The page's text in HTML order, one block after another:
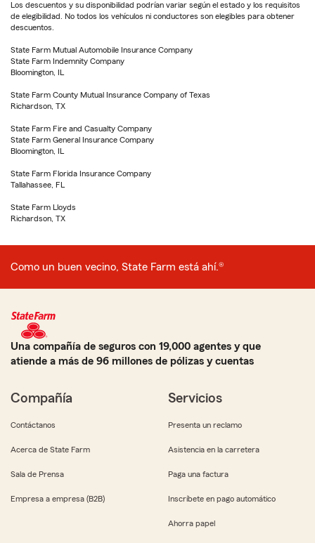
Los descuentos y su disponibilidad podrían variar según el estado y los requisitos
de elegibilidad. No todos los vehículos ni conductores son elegibles para obtener
descuentos.
State Farm Mutual Automobile Insurance Company
State Farm Indemnity Company
Bloomington, IL
State Farm County Mutual Insurance Company of Texas
Richardson, TX
State Farm Fire and Casualty Company
State Farm General Insurance Company
Bloomington, IL
State Farm Florida Insurance Company
Tallahassee, FL
State Farm Lloyds
Richardson, TX
Como un buen vecino, State Farm está ahí.®
Una compañía de seguros con 19,000 agentes y que
atiende a más de 96 millones de pólizas y cuentas
Compañía
Contáctanos
Acerca de State Farm
Sala de Prensa
Empresa a empresa (B2B)
Servicios
Presenta un reclamo
Asistencia en la carretera
Paga una factura
Inscríbete en pago automático
Ahorra papel